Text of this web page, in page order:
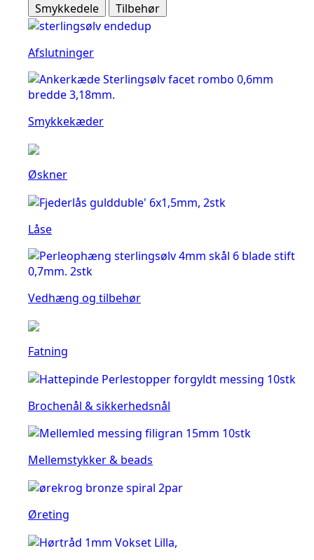
Smykkedele Tilbehør
Afslutninger
Smykkekæder
Øskner
Låse
Vedhæng og tilbehør
Fatning
Brochenål & sikkerhedsnål
Mellemstykker & beads
Øreting